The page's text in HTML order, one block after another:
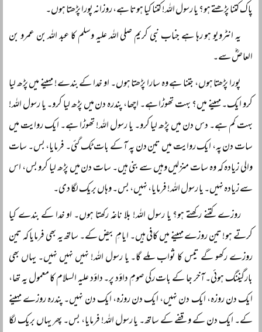
پاک کتنا پڑھتے ہو؟ یا رسول اللہ! کتنا کیا ہوتا ہے، روزانہ پورا پڑھتا ہوں۔
یہ انٹرویو ہو رہا ہے جناب نبی کریم صلی اللہ علیہ وسلم کا عبد اللہ بن عمرو بن
العاصؓ سے۔
پورا پڑھتا ہوں، جتنا ہے وہ سارا پڑھتا ہوں۔ او خدا کے بندے! مہینے میں پڑھ لیا
کرو ایک۔ مہینے میں؟ بہت تھوڑا ہے۔ اچھا، پندرہ دن میں پڑھ لیا کرو۔ یا رسول اللہ!
بہت کم ہے۔ دس دن میں پڑھ لیا کرو۔ یا رسول اللہ! تھوڑا ہے۔ ایک روایت میں
سات دن پہ، ایک روایت میں تین دن پہ آ کے بات ٹک گئی۔ فرمایا، بس۔ سات
والی زیادہ کہ وہ سات منزلیں وہیں سے بنی ہیں۔ سات دن میں پڑھ لیا کرو بس، اس
سے زیادہ نہیں۔ یا رسول اللہ! فرمایا، نہیں، بس۔ وہاں بریک لگا دی۔
روزے کتنے رکھتے ہو؟ یا رسول اللہ! بلا ناغہ رکھتا ہوں۔ او خدا کے بندے کیا
کرتے ہو! تین روزے مہینے میں کافی ہیں۔ ایامِ بیض کے۔ ساتھ یہ بھی فرمایا کہ تین
روزے رکھو گے تیس کا ثواب ملے گا۔ یا رسول اللہ! نہیں نہیں نہیں۔ یہاں بھی
بارگیننگ ہوئی۔ آخر جا کے بات رکی صومِ داؤد پر۔ داؤد علیہ السلام کا معمول یہ تھا،
ایک دن روزہ، ایک دن نہیں، ایک دن روزہ، ایک دن نہیں۔ پندرہ روزے مہینے
کے۔ ایک دن کے وقفے کے ساتھ۔ یا رسول اللہ! فرمایا، بس۔ پھر یہاں بریک لگا